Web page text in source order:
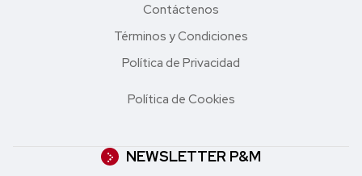
Contáctenos
Términos y Condiciones
Política de Privacidad
Política de Cookies
NEWSLETTER P&M